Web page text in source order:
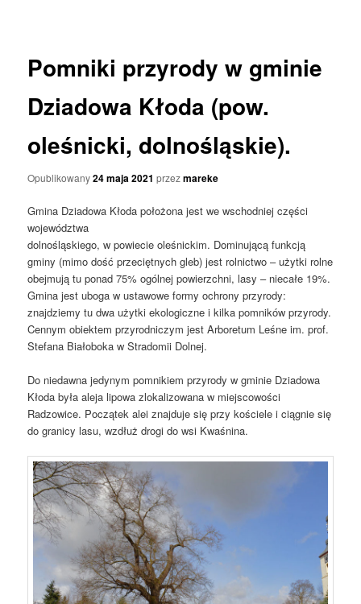
Pomniki przyrody w gminie
Dziadowa Kłoda (pow.
oleśnicki, dolnośląskie).
Opublikowany24 maja 2021 przezmareke
Gmina Dziadowa Kłoda położona jest we wschodniej części
województwa
dolnośląskiego, w powiecie oleśnickim. Dominującą funkcją
gminy (mimo dość przeciętnych gleb) jest rolnictwo – użytki rolne
obejmują tu ponad 75% ogólnej powierzchni, lasy – niecałe 19%.
Gmina jest uboga w ustawowe formy ochrony przyrody:
znajdziemy tu dwa użytki ekologiczne i kilka pomników przyrody.
Cennym obiektem przyrodniczym jest Arboretum Leśne im. prof.
Stefana Białoboka w Stradomii Dolnej.
Do niedawna jedynym pomnikiem przyrody w gminie Dziadowa
Kłoda była aleja lipowa zlokalizowana w miejscowości
Radzowice. Początek alei znajduje się przy kościele i ciągnie się
do granicy lasu, wzdłuż drogi do wsi Kwaśnina.